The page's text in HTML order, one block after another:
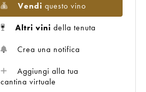
Vendi questo vino
Altri vini della tenuta
Crea una notifica
Aggiungi alla tua
cantina virtuale